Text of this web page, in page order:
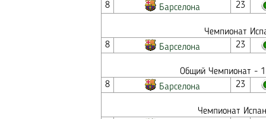
8
Барселона 23
Чемпионат
8
Барселона 23
Общий Чемпионат -
8
Барселона 23
Чемпионат